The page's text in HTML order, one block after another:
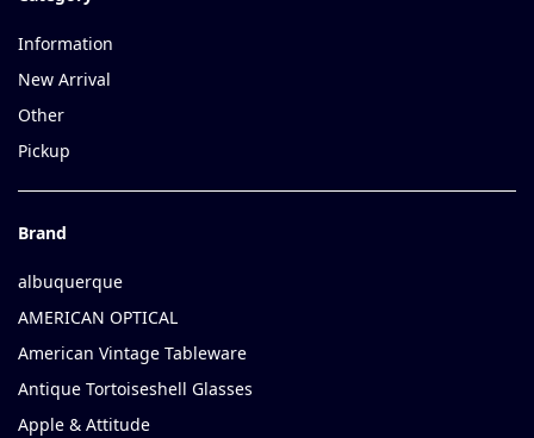
Information
New Arrival
Other
Pickup
Brand
albuquerque
AMERICAN OPTICAL
American Vintage Tableware
Antique Tortoiseshell Glasses
Apple & Attitude